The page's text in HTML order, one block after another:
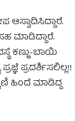
ಮಾಡಿದ್ದಾರೆ.
ಕಣ್ಣು-ಬಾಯಿ
ಪ್ರದರ್ಶಿಸಲಿಲ್ಲ!!
ಹಿಂದೆ ಮಾಡಿದ್ದ